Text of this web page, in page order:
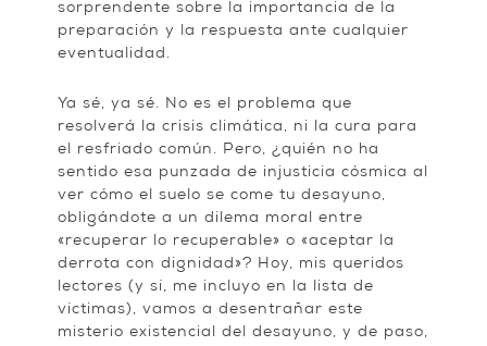
sorprendente sobre la importancia de la
preparación y la respuesta ante cualquier
eventualidad.
Ya sé, ya sé. No es el problema que
resolverá la crisis climática, ni la cura para
el resfriado común. Pero, ¿quién no ha
sentido esa punzada de injusticia cósmica al
ver cómo el suelo se come tu desayuno,
obligándote a un dilema moral entre
«recuperar lo recuperable» o «aceptar la
derrota con dignidad»? Hoy, mis queridos
lectores (y sí, me incluyo en la lista de
víctimas), vamos a desentrañar este
misterio existencial del desayuno, y de paso,